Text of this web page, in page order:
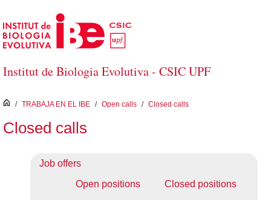
Saltar al contenido principal
Institut de Biologia Evolutiva - CSIC UPF
inici
/ TRABAJA EN EL IBE / Open calls / Closed calls
Closed calls
Job offers
Open positions
Closed positions